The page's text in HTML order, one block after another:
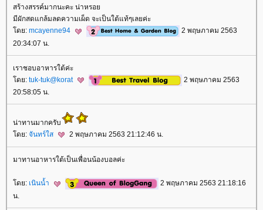
สร้างสรรค์มากนะคะ น่าหรอ
มีผักสดแกล้มลดความเผ็ด จะเป็นใต้แท้ๆเลยค่ะ
ดย: mcayenne94
2 พฤษภาคม 2563
20:34:07 น.
เราชอบอาหารใต้ค่ะ
ดย: tuk-tuk@korat
2 พฤษภาคม 2563
20:58:05 น.
น่าทานมากครับ
ดย: จันทร์ใส 2 พฤษภาคม 2563 21:12:46 น.
มาทานอาหารใต้เป็นเพื่อนน้องบอลค่ะ
ดย: เนินน้ำ
2 พฤษภาคม 2563 21:18:16
น.